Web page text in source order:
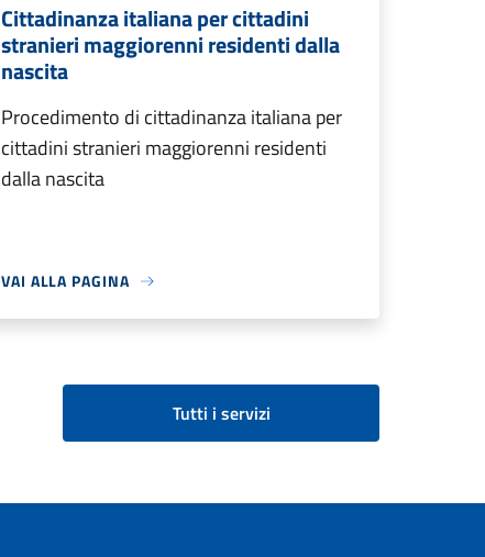
Cittadinanza italiana per cittadini
stranieri maggiorenni residenti dalla
nascita
Procedimento di cittadinanza italiana per
cittadini stranieri maggiorenni residenti
dalla nascita
VAI ALLA PAGINA
Tutti i servizi